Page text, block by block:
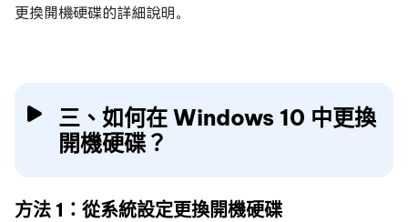
更換開機硬碟的詳細說明。
三、如何在 Windows 10 中更換
開機硬碟？
方法 1：從系統設定更換開機硬碟